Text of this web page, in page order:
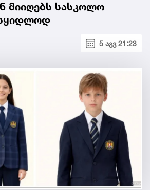
მიიღებს სასკოლო
5 აგვ 21:23